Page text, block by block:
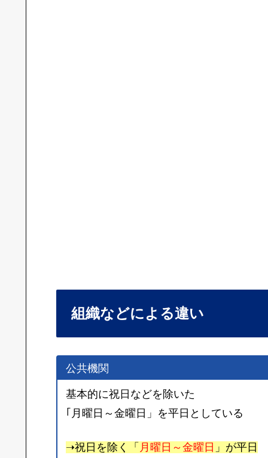
組織などによる違い
公共機関
基本的に祝日などを除いた
｢月曜日～金曜日」を平日としている
➝祝日を除く「 月曜日～金曜日 」が平日